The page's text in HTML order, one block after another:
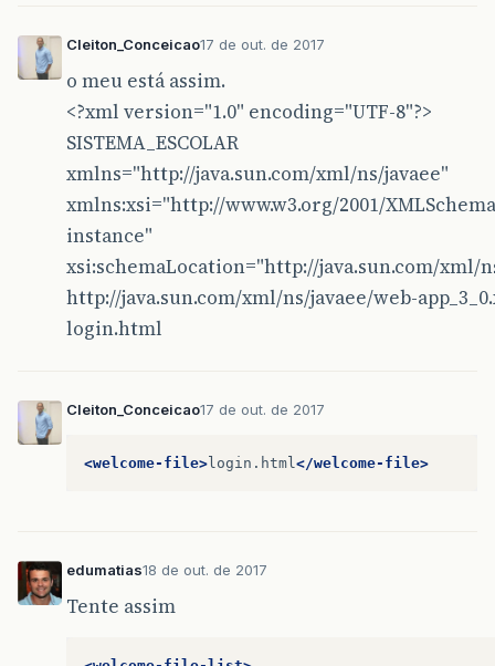
Cleiton_Conceicao17 de out. de 2017
o meu está assim.
<?xml version="1.0" encoding="UTF-8"?>
SISTEMA_ESCOLAR
xmlns="http://java.sun.com/xml/ns/javaee"
xmlns:xsi="http://www.w3.org/2001/
instance"
xsi:schemaLocation="http://java.sun.com/xml/
http://java.sun.com/xml/ns/javaee/web-
login.html
Cleiton_Conceicao17 de out. de 2017
<welcome-file>login.html </welcome-file>
edumatias18 de out. de 2017
Tente assim